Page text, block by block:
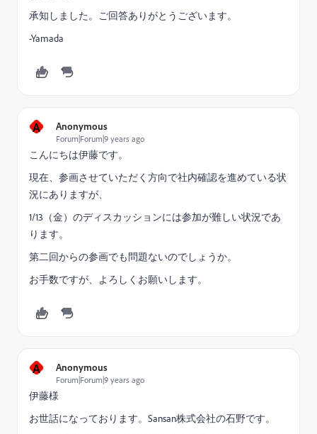
承知しました。ご回答ありがとうございます。
-Yamada
A Anonymous
Forum|Forum|9 years ago
こんにちは伊藤です。
現在、参画させていただく方向で社内確認を進めている状
況にありますが、
1/13（金）のディスカッションには参加が難しい状況であ
ります。
第二回からの参画でも問題ないのでしょうか。
お手数ですが、よろしくお願いします。
A Anonymous
Forum|Forum|9 years ago
伊藤様
お世話になっております。Sansan株式会社の石野です。